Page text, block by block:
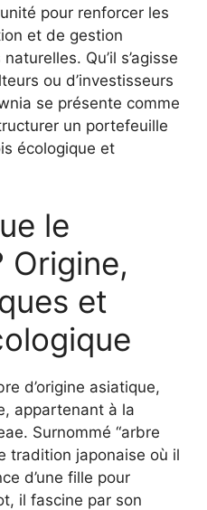
pour renforcer les
et de gestion
Qu’il s’agisse
ou d’investisseurs
se présente comme
un portefeuille
écologique et
le
Origine,
et
d’origine asiatique,
appartenant à la
Surnommé “arbre
tradition japonaise où il
d’une fille pour
il fascine par son